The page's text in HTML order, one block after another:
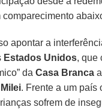
comparecimento
apontar a
Estados Unidos, que
daCasa Branca
Milei. Frente a um país
sofrem de